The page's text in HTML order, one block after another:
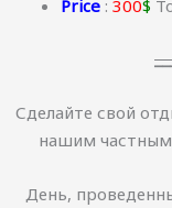
Price : 300$
Сделайте свой
нашим частным
День,